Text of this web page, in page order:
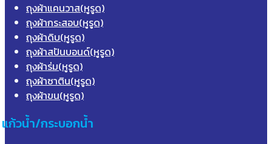
ถุงผ้าแคนวาส(หูรูด)
ถุงผ้ากระสอบ(หูรูด)
ถุงผ้าดิบ(หูรูด)
ถุงผ้าสปันบอนด์(หูรูด)
ถุงผ้าร่ม(หูรูด)
ถุงผ้าซาติน(หูรูด)
ถุงผ้าขน(หูรูด)
แก้วน้ำ/กระบอกน้ำ